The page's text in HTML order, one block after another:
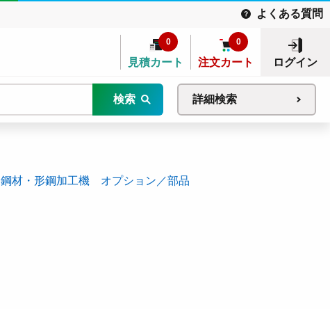
よくある質問
見積カート
0
注文カート
0
ログイン
検索 詳細検索
鋼材・形鋼加工機 オプション／部品